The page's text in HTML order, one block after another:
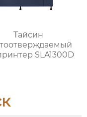
Тайсин
SLA1300D